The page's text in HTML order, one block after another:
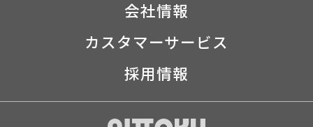
会社情報
カスタマーサービス
採用情報